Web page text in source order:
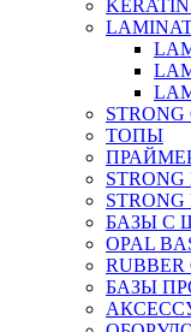
STRONG
ТОПЫ
STRONG
STRONG
БАЗЫ С
OPAL
RUBBER
БАЗЫ